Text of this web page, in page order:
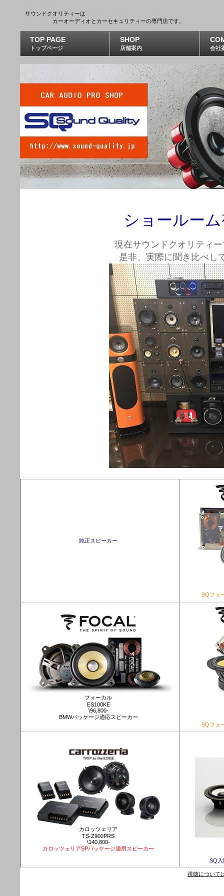
サウンドクオリティーは
カーオーディオとカーセキュリティーの専門店です。
TOP PAGE
トップページ
SHOP
店舗案内 会社
ショールー
現在サウンドクオリティ
是非、実際に聞き比べし
純正スピーカー
SQフォ
フォーカル
ES100KE
\96,800-
BMWパッケージ適応スピーカー
SQフォ
カロッツェリア
TS-Z900PRS
\140,800-
カロッツェリアSPパッケージ適用スピーカー
SQ入
視聴について